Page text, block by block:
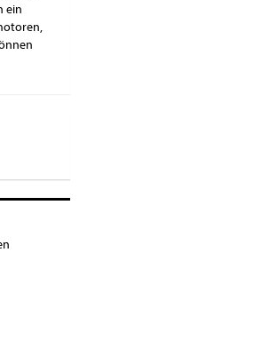
ein